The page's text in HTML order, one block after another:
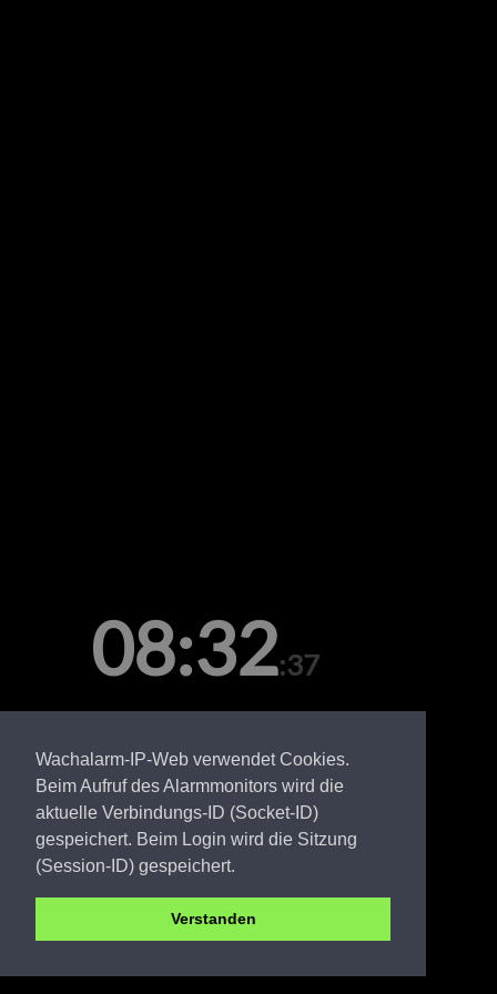
Wachalarm-IP-Web verwendet Cookies.
Beim Aufruf des Alarmmonitors wird die
aktuelle Verbindungs-ID (Socket-ID)
gespeichert. Beim Login wird die Sitzung
(Session-ID) gespeichert.
Verstanden
08:32:37
Sonntag, 09. August
SPN FW Lauschütz